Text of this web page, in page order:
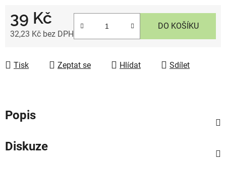
39 Kč
32,23 Kč bez DPH
DO KOŠÍKU
Tisk Zeptat se Hlídat Sdílet
Popis
Diskuze